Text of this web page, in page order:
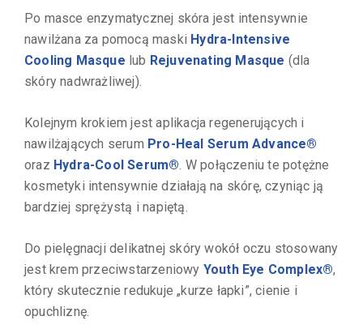
Po masce enzymatycznej skóra jest intensywnie
nawilżana za pomocą maski Hydra-Intensive
Cooling Masque lub Rejuvenating Masque (dla
skóry nadwrażliwej).
Kolejnym krokiem jest aplikacja regenerujących i
nawilżających serum Pro-Heal Serum Advance®
oraz Hydra-Cool Serum®. W połączeniu te potężne
kosmetyki intensywnie działają na skórę, czyniąc ją
bardziej sprężystą i napiętą.
Do pielęgnacji delikatnej skóry wokół oczu stosowany
jest krem przeciwstarzeniowy Youth Eye Complex®,
który skutecznie redukuje „kurze łapki”, cienie i
opuchliznę.